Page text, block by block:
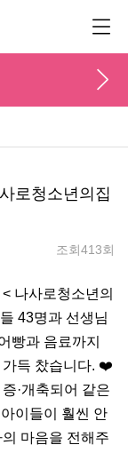
로청소년의집
조회413회
나사로청소년의
43명과 선생님
빵과 음료까지
가득 찼습니다. ❤️
·개축되어 같은
이들이 훨씬 안
마음을 전해주